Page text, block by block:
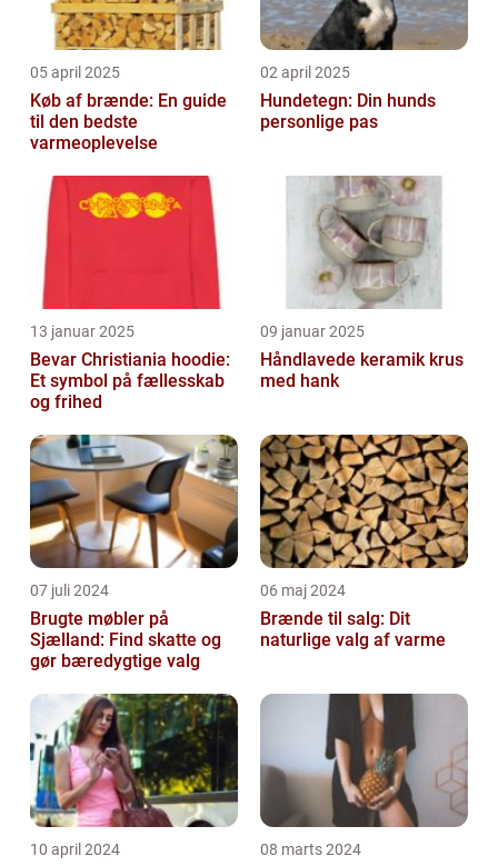
05 april 2025
Køb af brænde: En guide
til den bedste
varmeoplevelse
02 april 2025
Hundetegn: Din hunds
personlige pas
13 januar 2025
Bevar Christiania hoodie:
Et symbol på fællesskab
og frihed
09 januar 2025
Håndlavede keramik krus
med hank
07 juli 2024
Brugte møbler på
Sjælland: Find skatte og
gør bæredygtige valg
06 maj 2024
Brænde til salg: Dit
naturlige valg af varme
10 april 2024 08 marts 2024